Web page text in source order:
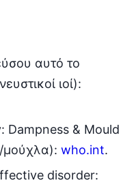
αυτό το
ιοί):
Dampness & Mould
μούχλα): who.int.
disorder: